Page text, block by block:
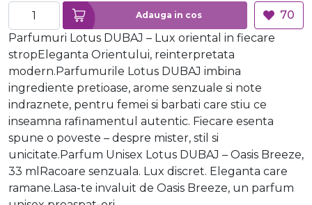
Adauga in cos
70
Parfumuri Lotus DUBAJ – Lux oriental in fiecare
stropEleganta Orientului, reinterpretata
modern.Parfumurile Lotus DUBAJ imbina
ingrediente pretioase, arome senzuale si note
indraznete, pentru femei si barbati care stiu ce
inseamna rafinamentul autentic. Fiecare esenta
spune o poveste – despre mister, stil si
unicitate.Parfum Unisex Lotus DUBAJ – Oasis Breeze,
33 mlRacoare senzuala. Lux discret. Eleganta care
ramane.Lasa-te invaluit de Oasis Breeze, un parfum